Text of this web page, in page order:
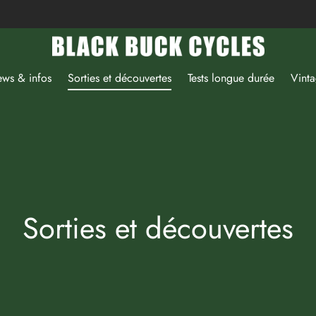
& infos Sorties et découvertes Tests longue durée
Sorties et découvertes